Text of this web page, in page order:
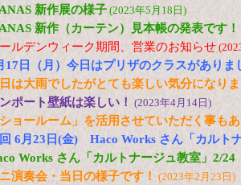
新作展の様子 (2023年5月18日)
新作（カーテン）見本帳の発表です！
ルデンウィーク期間、営業のお知らせ
17日（月）今日はプリザのクラスがありま
は大雨でしたがとても楽しい気分になり
ポート壁紙は楽しい！ (2023年4月14日)
ショールーム」を活用させていただく事も
6月23日(金) Haco Works さん「カルト
Works さん「カルトナージュ教室」2/24
演奏会・当日の様子です！ (2023年2月23日)